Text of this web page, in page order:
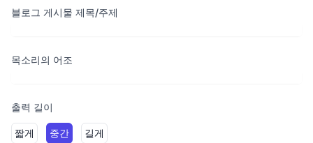
블로그 게시물 제목/주제
목소리의 어조
출력 길이
짧게 중간 길게